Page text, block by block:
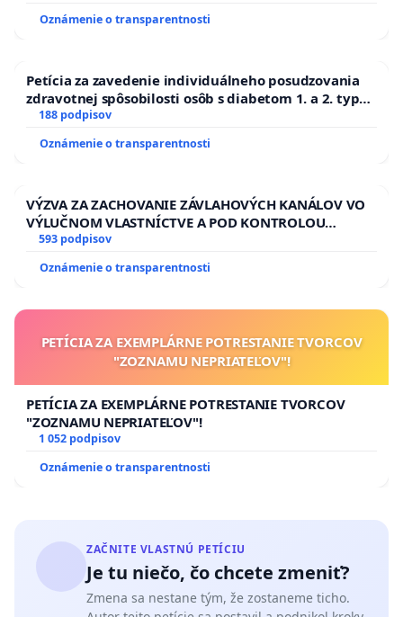
Oznámenie o transparentnosti
Petícia za zavedenie individuálneho posudzovania
zdravotnej spôsobilosti osôb s diabetom 1. a 2. typu
pri prijímaní do Policajného zboru SR
188 podpisov
Oznámenie o transparentnosti
VÝZVA ZA ZACHOVANIE ZÁVLAHOVÝCH KANÁLOV VO
VÝLUČNOM VLASTNÍCTVE A POD KONTROLOU
SLOVENSKEJ REPUBLIKY & žiadosť na riešenie
zanedbaného stavu závlahových a odvodňovacích
kanálov na Slovensku
593 podpisov
Oznámenie o transparentnosti
PETÍCIA ZA EXEMPLÁRNE POTRESTANIE TVORCOV
"ZOZNAMU NEPRIATEĽOV"!
PETÍCIA ZA EXEMPLÁRNE POTRESTANIE TVORCOV
"ZOZNAMU NEPRIATEĽOV"!
1 052 podpisov
Oznámenie o transparentnosti
ZAČNITE VLASTNÚ PETÍCIU
Je tu niečo, čo chcete zmeniť?
Zmena sa nestane tým, že zostaneme ticho.